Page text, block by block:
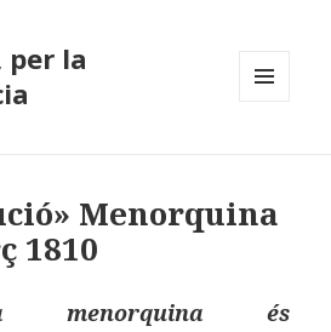
per la
Menorquina
1810
menorquina és